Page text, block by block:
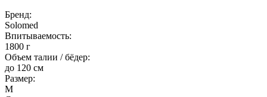
Бренд:
Solomed
Впитываемость:
1800 г
Объем талии / бёдер:
до 120 см
Размер:
M